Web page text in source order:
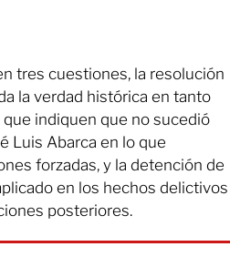
tres cuestiones, la resolución
la verdad histórica en tanto
indiquen que no sucedió
Luis Abarca en lo que
forzadas, y la detención de
en los hechos delictivos
posteriores.